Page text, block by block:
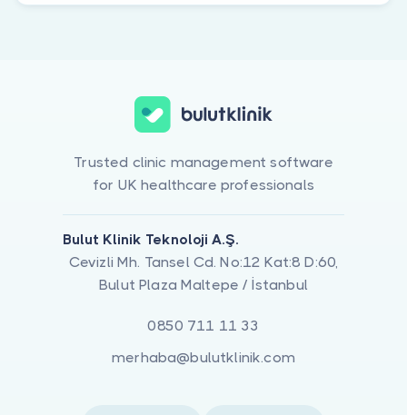
Trusted clinic management software
for UK healthcare professionals
Bulut Klinik Teknoloji A.Ş.
Cevizli Mh. Tansel Cd. No:12 Kat:8 D:60,
Bulut Plaza Maltepe / İstanbul
0850 711 11 33
merhaba@bulutklinik.com